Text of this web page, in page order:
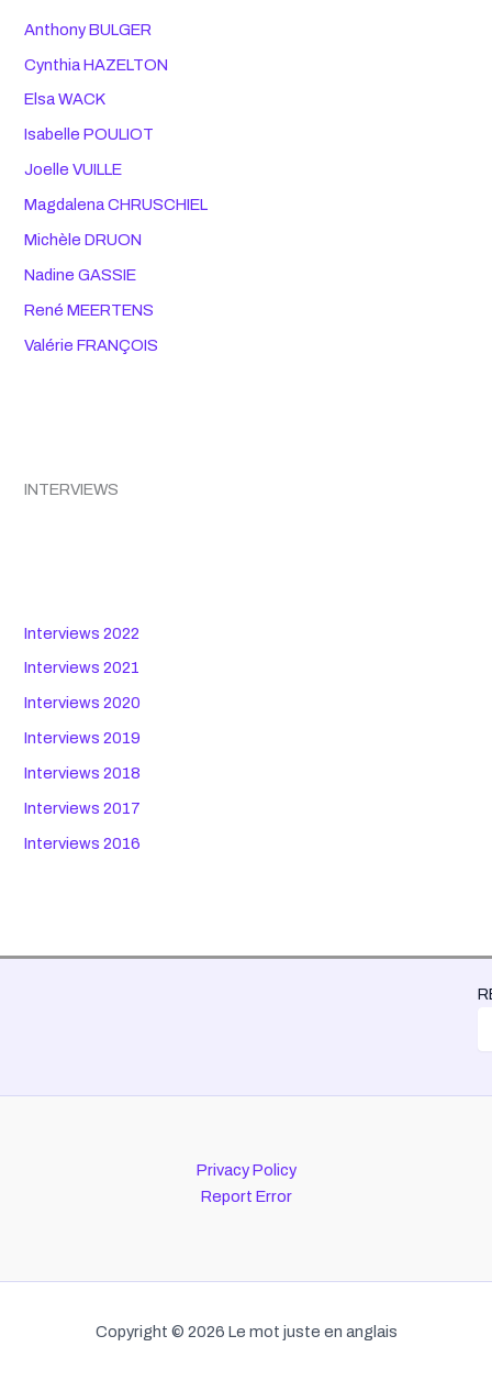
Anthony BULGER
Cynthia HAZELTON
Elsa WACK
Isabelle POULIOT
Joelle VUILLE
Magdalena CHRUSCHIEL
Michèle DRUON
Nadine GASSIE
René MEERTENS
Valérie FRANÇOIS
INTERVIEWS
Interviews 2022
Interviews 2021
Interviews 2020
Interviews 2019
Interviews 2018
Interviews 2017
Interviews 2016
Privacy Policy
Report Error
Copyright © 2026 Le mot juste en anglais